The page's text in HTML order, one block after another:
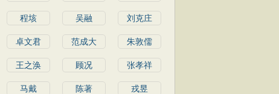
程垓 吴融 刘克庄
卓文君 范成大 朱敦儒
王之涣 顾况 张孝祥
马戴 陈著 戎昱